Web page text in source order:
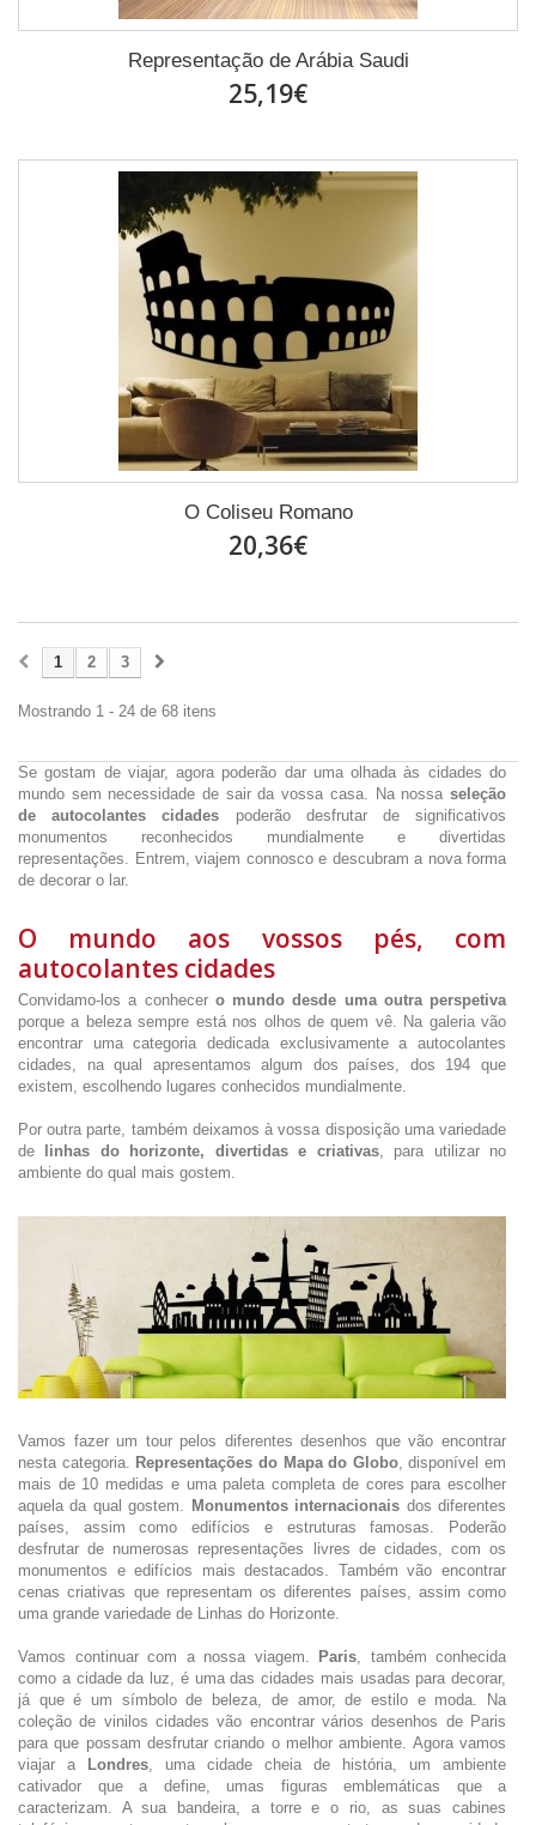
Representação de Arábia Saudi
25,19€
O Coliseu Romano
20,36€
1 2 3
Mostrando 1 - 24 de 68 itens
Se gostam de viajar, agora poderão dar uma olhada às cidades do
mundo sem necessidade de sair da vossa casa. Na nossa seleção
de autocolantes cidades poderão desfrutar de significativos
monumentos reconhecidos mundialmente e divertidas
representações. Entrem, viajem connosco e descubram a nova forma
de decorar o lar.
O mundo aos vossos pés, com
autocolantes cidades
Convidamo-los a conhecer o mundo desde uma outra perspetiva
porque a beleza sempre está nos olhos de quem vê. Na galeria vão
encontrar uma categoria dedicada exclusivamente a autocolantes
cidades, na qual apresentamos algum dos países, dos 194 que
existem, escolhendo lugares conhecidos mundialmente.
Por outra parte, também deixamos à vossa disposição uma variedade
de
linhas do horizonte, divertidas e criativas, para utilizar no
ambiente do qual mais gostem.
Vamos fazer um tour pelos diferentes desenhos que vão encontrar
nesta categoria. Representações do Mapa do Globo, disponível em
mais de 10 medidas e uma paleta completa de cores para escolher
aquela da qual gostem. Monumentos internacionais dos diferentes
países, assim como edifícios e estruturas famosas. Poderão
desfrutar de numerosas representações livres de cidades, com os
monumentos e edifícios mais destacados. Também vão encontrar
cenas criativas que representam os diferentes países, assim como
uma grande variedade de Linhas do Horizonte.
Vamos continuar com a nossa viagem. Paris , também conhecida
como a cidade da luz, é uma das cidades mais usadas para decorar,
já que é um símbolo de beleza, de amor, de estilo e moda. Na
coleção de vinilos cidades vão encontrar vários desenhos de Paris
para que possam desfrutar criando o melhor ambiente. Agora vamos
viajar a Londres , uma cidade cheia de história, um ambiente
cativador que a define, umas figuras emblemáticas que a
caracterizam. A sua bandeira, a torre e o rio, as suas cabines